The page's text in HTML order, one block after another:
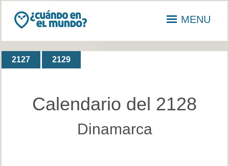
MENU
2127 2129
Calendario del 2128
Dinamarca